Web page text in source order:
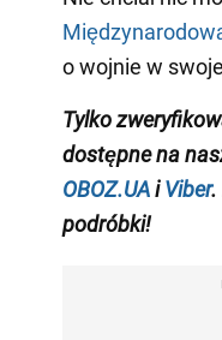
o wojnie w
Tylko
dostępne na
OBOZ.UA iViber.
podróbki!